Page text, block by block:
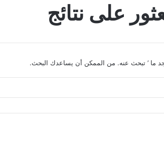
على نتائج
نجد ما ’ تبحث عنه. من الممكن أن يساعدك البحث.